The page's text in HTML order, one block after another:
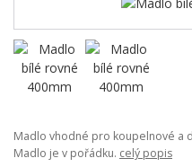
Madlo vhodné pro koupelnové a
Madlo je v pořádku. celý popis